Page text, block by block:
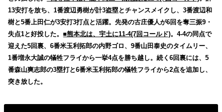
13安打を放ち、1番渡辺勇樹が計3盗塁とチャンスメイクし、3番渡辺和
樹と5番上田仁が3安打3打点と活躍。先発の古庄優人が6回を奪三振9・
失点1と好投した。■熊本北は、宇土に11-4(7回コールド)。4-4の同点で
迎えた5回裏、6番米玉利拓郎の内野ゴロ、9番山田泰史のタイムリー、
1番増永大誠の犠牲フライから一挙4点を勝ち越し。続く6回裏には、5
番森山爽志郎の3塁打と6番米玉利拓郎の犠牲フライから2点を追加し、
突き放した。